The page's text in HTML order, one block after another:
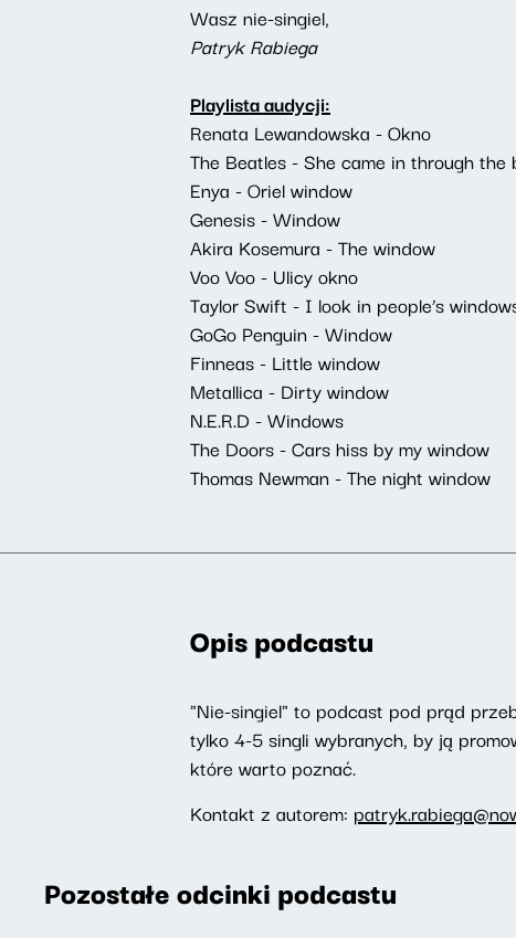
Wasz nie-singiel,
Patryk Rabiega
Playlista audycji:
Renata Lewandowska - Okno
The Beatles - She came in through the
Enya - Oriel window
Genesis - Window
Akira Kosemura - The window
Voo Voo - Ulicy okno
Taylor Swift - I look in people’s
GoGo Penguin - Window
Finneas - Little window
Metallica - Dirty window
N.E.R.D - Windows
The Doors - Cars hiss by my window
Thomas Newman - The night window
Opis podcastu
"Nie-singiel" to podcast pod prąd
tylko 4-5 singli wybranych, by ją
które warto poznać.
Kontakt z autorem:
Pozostałe odcinki podcastu